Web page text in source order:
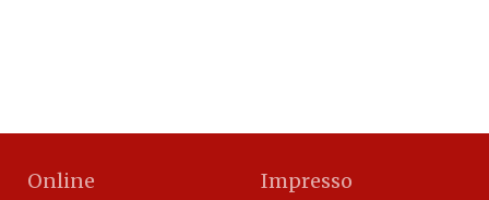
Online Impresso